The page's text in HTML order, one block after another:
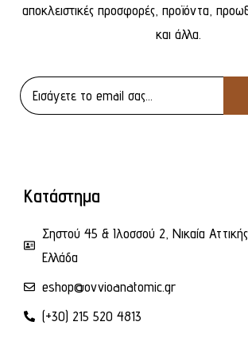
αποκλειστικές προσφορές, προϊόντα,
και άλλα.
Κατάστημα
Σηστού 45 & Ιλοσσού 2, Νικαία
Ελλάδα
eshop@ovvioanatomic.gr
(+30) 215 520 4813